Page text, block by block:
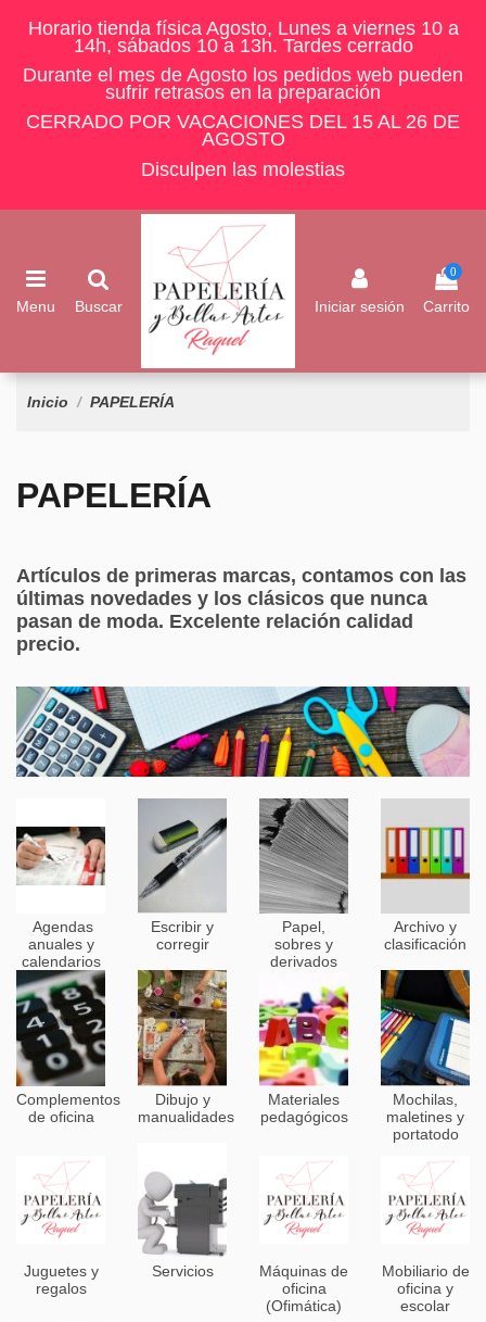
Horario tienda física Agosto, Lunes a viernes 10 a
14h, sábados 10 a 13h. Tardes cerrado
Durante el mes de Agosto los pedidos web pueden
sufrir retrasos en la preparación
CERRADO POR VACACIONES DEL 15 AL 26 DE
AGOSTO
Disculpen las molestias
Menu Buscar Iniciar sesión
0
Carrito
Inicio PAPELERÍA
PAPELERÍA
Artículos de primeras marcas, contamos con las
últimas novedades y los clásicos que nunca
pasan de moda. Excelente relación calidad
precio.
Agendas
anuales y
calendarios
Escribir y
corregir
Papel,
sobres y
derivados
Archivo y
clasificación
Complementos
de oficina
Dibujo y
manualidades
Materiales
pedagógicos
Mochilas,
maletines y
portatodo
Juguetes y
regalos
Servicios
Máquinas de
oficina
(Ofimática)
Mobiliario de
oficina y
escolar